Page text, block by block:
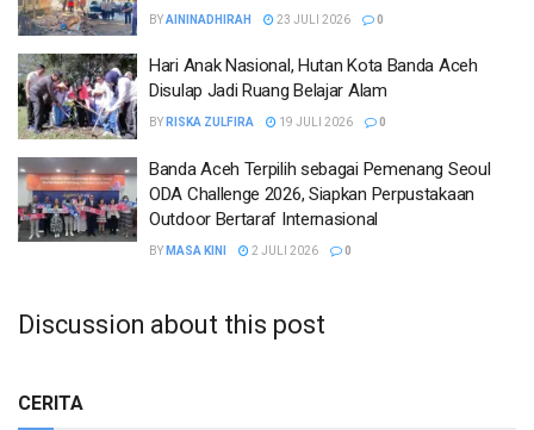
BYAININADHIRAH 23 JULI 2026 0
Hari Anak Nasional, Hutan Kota Banda Aceh
Disulap Jadi Ruang Belajar Alam
BY RISKA ZULFIRA 19 JULI 2026 0
Banda Aceh Terpilih sebagai Pemenang Seoul
ODA Challenge 2026, Siapkan Perpustakaan
Outdoor Bertaraf Internasional
BY MASA KINI 2 JULI 2026 0
Discussion about this post
CERITA